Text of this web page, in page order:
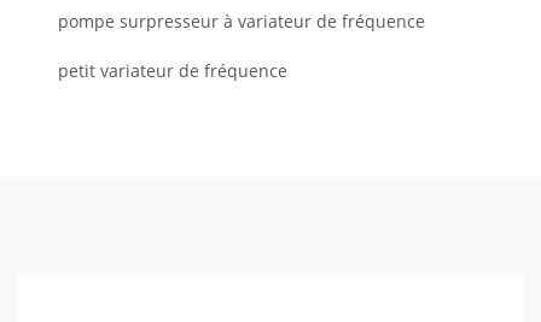
pompe surpresseur à variateur de fréquence
petit variateur de fréquence